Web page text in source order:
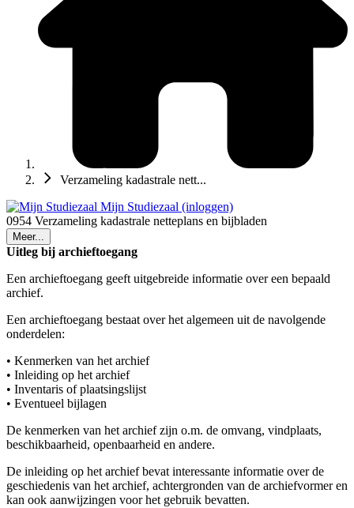
Verzameling kadastrale nett...
Mijn Studiezaal (inloggen)
0954 Verzameling kadastrale netteplans en bijbladen
Meer...
Uitleg bij archieftoegang
Een archieftoegang geeft uitgebreide informatie over een bepaald
archief.
Een archieftoegang bestaat over het algemeen uit de navolgende
onderdelen:
• Kenmerken van het archief
• Inleiding op het archief
• Inventaris of plaatsingslijst
• Eventueel bijlagen
De kenmerken van het archief zijn o.m. de omvang, vindplaats,
beschikbaarheid, openbaarheid en andere.
De inleiding op het archief bevat interessante informatie over de
geschiedenis van het archief, achtergronden van de archiefvormer en
kan ook aanwijzingen voor het gebruik bevatten.